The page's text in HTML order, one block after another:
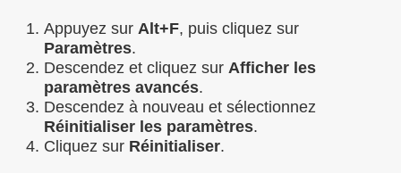
Appuyez sur Alt+F, puis cliquez sur
Paramètres.
Descendez et cliquez sur Afficher les
paramètres avancés.
Descendez à nouveau et sélectionnez
Réinitialiser les paramètres.
Cliquez sur Réinitialiser.